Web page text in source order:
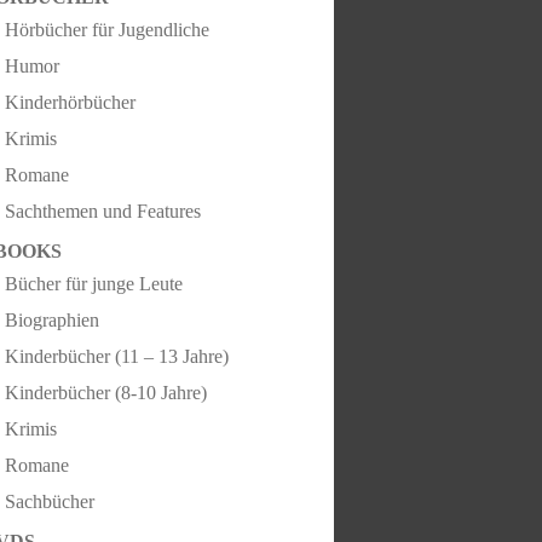
Hörbücher für Jugendliche
Humor
Kinderhörbücher
Krimis
Romane
Sachthemen und Features
Bücher für junge Leute
Biographien
Kinderbücher (11 – 13 Jahre)
Kinderbücher (8-10 Jahre)
Krimis
Romane
Sachbücher